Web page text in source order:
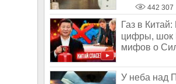
442 307
Газ в
цифры, шок
мифов о
У неба над